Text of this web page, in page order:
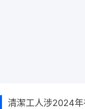
清潔工人涉2024